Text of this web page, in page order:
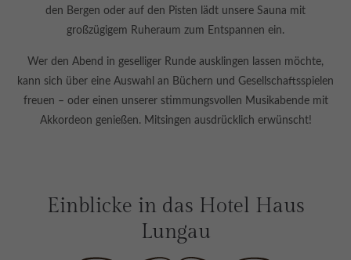
About us
Aenean commodo ligula eget dolor. Aenean massa. Cum
sociis natoque penatibus et magnis dis parturient
montes, nascetur ridiculus mus. Donec quam felis,
ultricies nec.
den Bergen oder auf den Pisten lädt unsere Sauna mit
großzügigem Ruheraum zum Entspannen ein.
Wer den Abend in geselliger Runde ausklingen lassen möchte,
kann sich über eine Auswahl an Büchern und Gesellschaftsspielen
freuen – oder einen unserer stimmungsvollen Musikabende mit
Akkordeon genießen. Mitsingen ausdrücklich erwünscht!
Einblicke in das Hotel Haus
Lungau